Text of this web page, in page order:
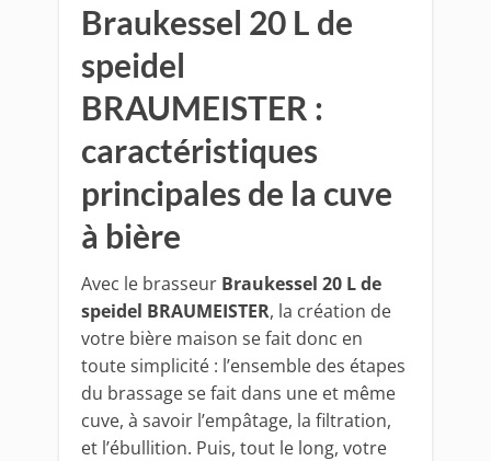
Braukessel 20 L de
speidel
BRAUMEISTER :
caractéristiques
principales de la cuve
à bière
Avec le brasseur Braukessel 20 L de
speidel BRAUMEISTER, la création de
votre bière maison se fait donc en
toute simplicité : l’ensemble des étapes
du brassage se fait dans une et même
cuve, à savoir l’empâtage, la filtration,
et l’ébullition. Puis, tout le long, votre